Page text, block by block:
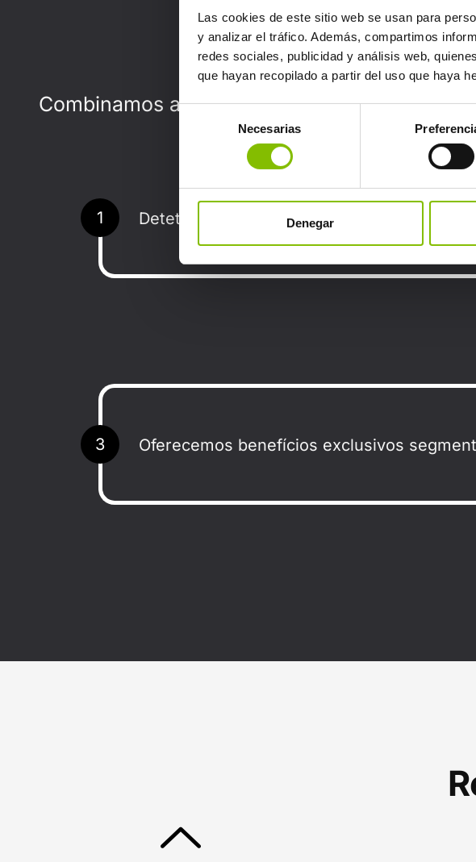
Las cookies de este sitio web se usan para
y analizar el tráfico. Además, compartimos
redes sociales, publicidad y análisis web,
que hayan recopilado a partir del uso que haya
Selección
consentimiento
Necesarias
Denegar
Combinamos análise de dados, escuta ativa
1 Detetamos padrões e sinais de risco de
3 Oferecemos benefícios exclusivos